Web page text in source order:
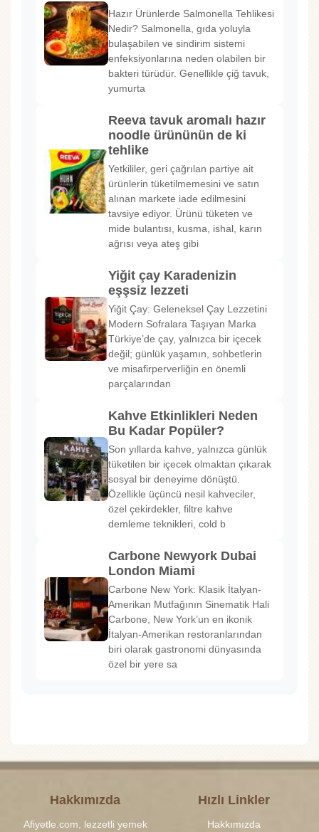
Hazır Ürünlerde Salmonella Tehlikesi
Nedir? Salmonella, gıda yoluyla
bulaşabilen ve sindirim sistemi
enfeksiyonlarına neden olabilen bir
bakteri türüdür. Genellikle çiğ tavuk,
yumurta
Reeva tavuk aromalı hazır
noodle ürününün de ki
tehlike
Yetkililer, geri çağrılan partiye ait
ürünlerin tüketilmemesini ve satın
alınan markete iade edilmesini
tavsiye ediyor. Ürünü tüketen ve
mide bulantısı, kusma, ishal, karın
ağrısı veya ateş gibi
Yiğit çay Karadenizin
eşşsiz lezzeti
Yiğit Çay: Geleneksel Çay Lezzetini
Modern Sofralara Taşıyan Marka
Türkiye’de çay, yalnızca bir içecek
değil; günlük yaşamın, sohbetlerin
ve misafirperverliğin en önemli
parçalarından
Kahve Etkinlikleri Neden
Bu Kadar Popüler?
Son yıllarda kahve, yalnızca günlük
tüketilen bir içecek olmaktan çıkarak
sosyal bir deneyime dönüştü.
Özellikle üçüncü nesil kahveciler,
özel çekirdekler, filtre kahve
demleme teknikleri, cold b
Carbone Newyork Dubai
London Miami
Carbone New York: Klasik İtalyan-
Amerikan Mutfağının Sinematik Hali
Carbone, New York’un en ikonik
İtalyan-Amerikan restoranlarından
biri olarak gastronomi dünyasında
özel bir yere sa
Hakkımızda
Afiyetle.com, lezzetli yemek
Hızlı Linkler
Hakkımızda